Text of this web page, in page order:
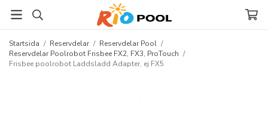
Startsida / Reservdelar / Reservdelar Pool /
Reservdelar Poolrobot Frisbee FX2, FX3, ProTouch /
Frisbee poolrobot Laddsladd Adapter, ej FX5